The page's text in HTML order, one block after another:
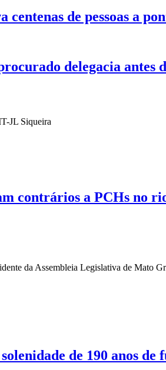
centenas de pessoas a
delegacia antes
contrários a PCHs no
da Assembleia Legislativa de Mato
de 190 anos de